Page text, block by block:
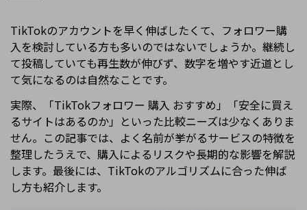
TikTokのアカウントを早く伸ばしたくて、フォロワー購
入を検討している方も多いのではないでしょうか。継続し
て投稿していても再生数が伸びず、数字を増やす近道とし
て気になるのは自然なことです。
実際、「TikTokフォロワー 購入 おすすめ」「安全に買え
るサイトはあるのか」といった比較ニーズは少なくありま
せん。この記事では、よく名前が挙がるサービスの特徴を
整理したうえで、購入によるリスクや長期的な影響を解説
します。最後には、TikTokのアルゴリズムに合った伸ば
し方も紹介します。